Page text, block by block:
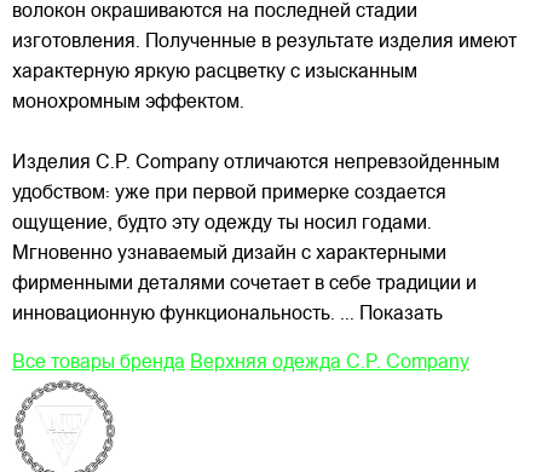
волокон окрашиваются на последней стадии
изготовления. Полученные в результате изделия имеют
характерную яркую расцветку с изысканным
монохромным эффектом.
Изделия C.P. Company отличаются непревзойденным
удобством: уже при первой примерке создается
ощущение, будто эту одежду ты носил годами.
Мгновенно узнаваемый дизайн с характерными
фирменными деталями сочетает в себе традиции и
инновационную функциональность. ... Показать
Все товары бренда Верхняя одежда C.P. Company